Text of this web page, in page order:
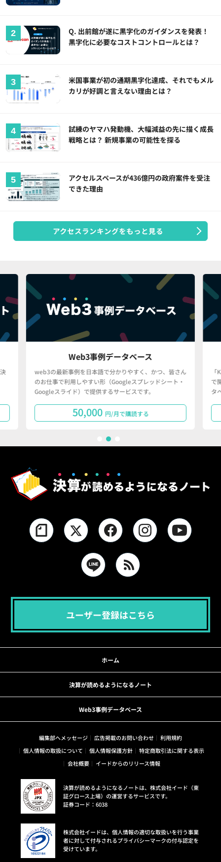
Q. 出前館が遂に黒字化のガイダンスを発表！
黒字化に必要なコストコントロールとは？
米国事業が初の通期黒字化達成、それでもメル
カリが好調と言えない理由とは？
試練のヤマハ発動機、大幅減益の先に描く成長
戦略とは？ 新規事業の可能性を探る
アクセルスペースが436億円の政府案件を受注
できた理由
アクセスランキングをもっと見る
Web3事例データベース
web3の最新事例を日本語で分かりやすく、かつ、皆さん
のお仕事で利用しやすい形（Googleスプレッドシート・
Googleスライド）で提供するサービスです。
50,000 円/月で購読する
で
タ
ユーザー登録はこちら
ホーム
決算が読めるようになるノート
Web3事例データベース
編集部へメッセージ 広告掲載のお問い合わせ
利用規約
個人情報の取扱について
個人情報保護方針
特定商取引法に関する表示
会社概要
イードからのリリース情報
決算が読めるようになるノートは、株式会社イード（東
証グロース上場）の運営するサービスです。
証券コード：6038
株式会社イードは、個人情報の適切な取扱いを行う事業
者に対して付与されるプライバシーマークの付与認定を
受けています。